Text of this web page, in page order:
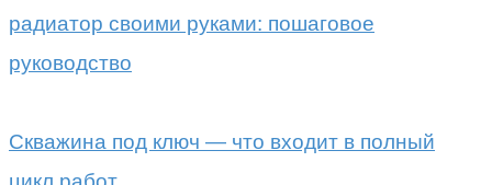
радиатор своими руками: пошаговое
руководство
Скважина под ключ — что входит в полный